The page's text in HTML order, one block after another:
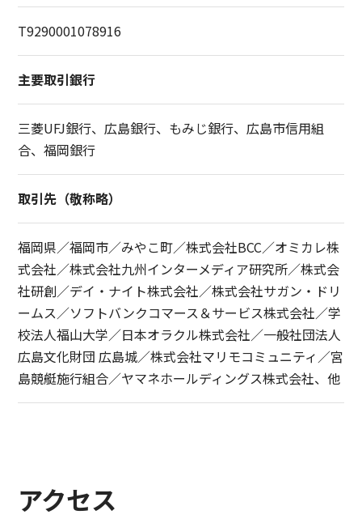
T9290001078916
主要取引銀行
三菱UFJ銀行、広島銀行、もみじ銀行、広島市信用組
合、福岡銀行
取引先（敬称略）
福岡県／福岡市／みやこ町／株式会社BCC／オミカレ株
式会社／株式会社九州インターメディア研究所／株式会
社研創／デイ・ナイト株式会社／株式会社サガン・ドリ
ームス／ソフトバンクコマース＆サービス株式会社／学
校法人福山大学／日本オラクル株式会社／一般社団法人
広島文化財団 広島城／株式会社マリモコミュニティ／宮
島競艇施行組合／ヤマネホールディングス株式会社、他
アクセス